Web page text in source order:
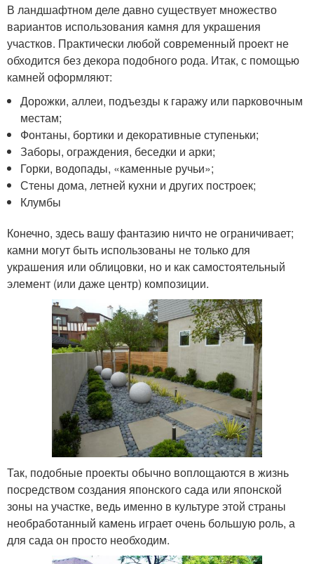
В ландшафтном деле давно существует множество
вариантов использования камня для украшения
участков. Практически любой современный проект не
обходится без декора подобного рода. Итак, с помощью
камней оформляют:
Дорожки, аллеи, подъезды к гаражу или парковочным
местам;
Фонтаны, бортики и декоративные ступеньки;
Заборы, ограждения, беседки и арки;
Горки, водопады, «каменные ручьи»;
Стены дома, летней кухни и других построек;
Клумбы
Конечно, здесь вашу фантазию ничто не ограничивает;
камни могут быть использованы не только для
украшения или облицовки, но и как самостоятельный
элемент (или даже центр) композиции.
Так, подобные проекты обычно воплощаются в жизнь
посредством создания японского сада или японской
зоны на участке, ведь именно в культуре этой страны
необработанный камень играет очень большую роль, а
для сада он просто необходим.